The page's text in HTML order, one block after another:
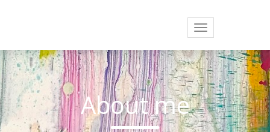
Toggle
About me